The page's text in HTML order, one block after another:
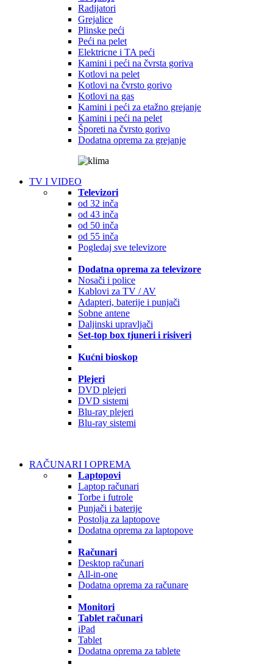
Radijatori
Grejalice
Plinske peći
Peći na pelet
Elektricne i TA peći
Kamini i peći na čvrsta goriva
Kotlovi na pelet
Kotlovi na čvrsto gorivo
Kotlovi na gas
Kamini i peći za etažno grejanje
Kamini i peći na pelet
Šporeti na čvrsto gorivo
Dodatna oprema za grejanje
TV I VIDEO
Televizori
od 32 inča
od 43 inča
od 50 inča
od 55 inča
Pogledaj sve televizore
Dodatna oprema za televizore
Nosači i police
Kablovi za TV / AV
Adapteri, baterije i punjači
Sobne antene
Daljinski upravljači
Set-top box tjuneri i risiveri
Kućni bioskop
Plejeri
DVD plejeri
DVD sistemi
Blu-ray plejeri
Blu-ray sistemi
RAČUNARI I OPREMA
Laptopovi
Laptop računari
Torbe i futrole
Punjači i baterije
Postolja za laptopove
Dodatna oprema za laptopove
Računari
Desktop računari
All-in-one
Dodatna oprema za računare
Monitori
Tablet računari
iPad
Tablet
Dodatna oprema za tablete